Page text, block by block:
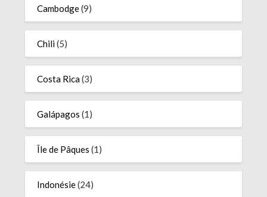
Cambodge(9)
Chili(5)
Costa Rica(3)
Galápagos (1)
Île de Pâques (1)
Indonésie(24)